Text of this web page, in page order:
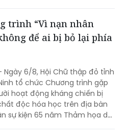
trình “Vì nạn nhân
để ai bị bỏ lại phía
Ngày 6/8, Hội Chữ thập đỏ tỉnh
tổ chức Chương trình gặp
hoạt động kháng chiến bị
độc hóa học trên địa bàn
sự kiện 65 năm Thảm họa da